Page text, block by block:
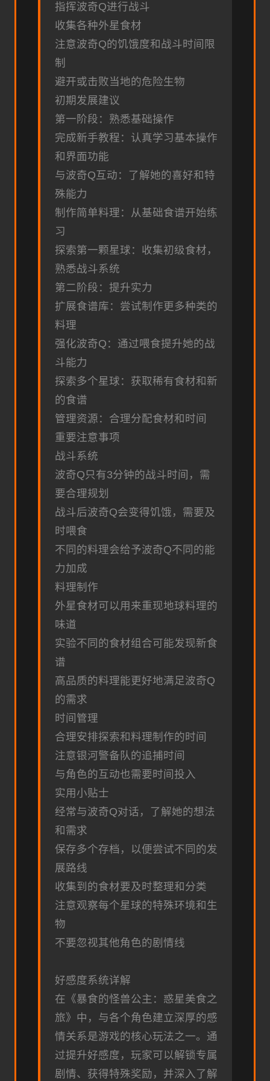
指挥波奇Q进行战斗
收集各种外星食材
注意波奇Q的饥饿度和战斗时间限
制
避开或击败当地的危险生物
初期发展建议
第一阶段：熟悉基础操作
完成新手教程：认真学习基本操作
和界面功能
与波奇Q互动：了解她的喜好和特
殊能力
制作简单料理：从基础食谱开始练
习
探索第一颗星球：收集初级食材，
熟悉战斗系统
第二阶段：提升实力
扩展食谱库：尝试制作更多种类的
料理
强化波奇Q：通过喂食提升她的战
斗能力
探索多个星球：获取稀有食材和新
的食谱
管理资源：合理分配食材和时间
重要注意事项
战斗系统
波奇Q只有3分钟的战斗时间，需
要合理规划
战斗后波奇Q会变得饥饿，需要及
时喂食
不同的料理会给予波奇Q不同的能
力加成
料理制作
外星食材可以用来重现地球料理的
味道
实验不同的食材组合可能发现新食
谱
高品质的料理能更好地满足波奇Q
的需求
时间管理
合理安排探索和料理制作的时间
注意银河警备队的追捕时间
与角色的互动也需要时间投入
实用小贴士
经常与波奇Q对话，了解她的想法
和需求
保存多个存档，以便尝试不同的发
展路线
收集到的食材要及时整理和分类
注意观察每个星球的特殊环境和生
物
不要忽视其他角色的剧情线
好感度系统详解
在《暴食的怪兽公主：惑星美食之
旅》中，与各个角色建立深厚的感
情关系是游戏的核心玩法之一。通
过提升好感度，玩家可以解锁专属
剧情、获得特殊奖励，并深入了解